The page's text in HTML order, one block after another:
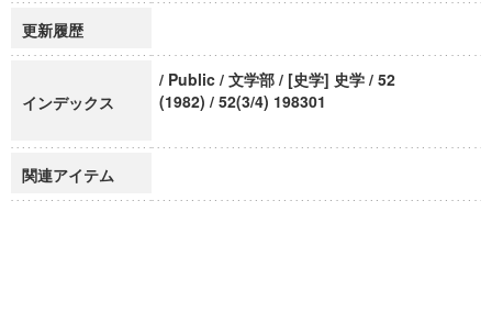
更新履歴
インデックス
/ Public / 文学部 / [史学] 史学 / 52
(1982) / 52(3/4) 198301
関連アイテム